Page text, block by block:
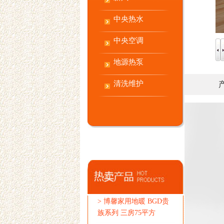
中央热水
中央空调
地源热泵
清洗维护
> 博馨家用地暖 BGD贵
族系列 三房75平方